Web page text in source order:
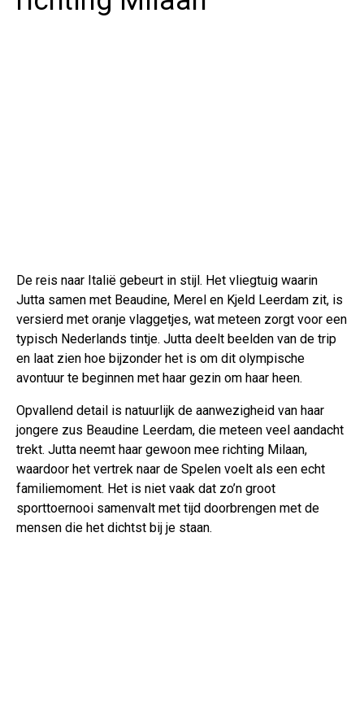
De reis naar Italië gebeurt in stijl. Het vliegtuig waarin
Jutta samen met Beaudine, Merel en Kjeld Leerdam zit, is
versierd met oranje vlaggetjes, wat meteen zorgt voor een
typisch Nederlands tintje. Jutta deelt beelden van de trip
en laat zien hoe bijzonder het is om dit olympische
avontuur te beginnen met haar gezin om haar heen.
Opvallend detail is natuurlijk de aanwezigheid van haar
jongere zus Beaudine Leerdam, die meteen veel aandacht
trekt. Jutta neemt haar gewoon mee richting Milaan,
waardoor het vertrek naar de Spelen voelt als een echt
familiemoment. Het is niet vaak dat zo’n groot
sporttoernooi samenvalt met tijd doorbrengen met de
mensen die het dichtst bij je staan.